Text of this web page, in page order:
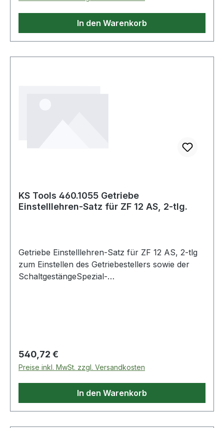
In den Warenkorb
KS Tools 460.1055 Getriebe
Einstelllehren-Satz für ZF 12 AS, 2-tlg.
Getriebe Einstelllehren-Satz für ZF 12 AS, 2-tlg
zum Einstellen des Getriebestellers sowie der
SchaltgestängeSpezial-
Regulärer Preis:
540,72 €
Preise inkl. MwSt. zzgl. Versandkosten
In den Warenkorb